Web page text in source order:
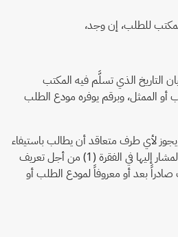
التاريخ الذي تسلَّم فيه المكتب
الممثل، وبرقم يوفره مودع الطلب
يجوز لأي طرف متعاقد أن يطالب باستيفاء
أية مقتضيات خلاف المقتضيات المشار إليها في الفقرة (1) من أجل تعريف
بعد أو معروفاً لمودع الطلب أو